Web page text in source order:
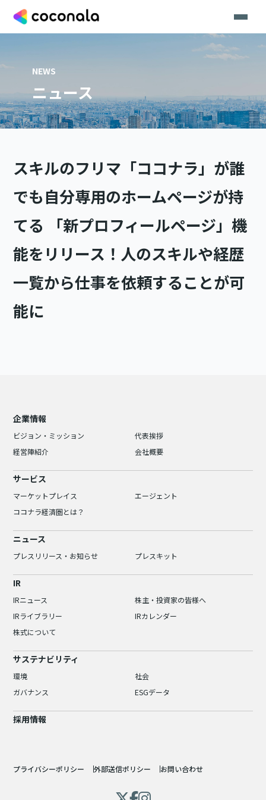
NEWS
ニュース
スキルのフリマ「ココナラ」が誰
でも自分専用のホームページが持
てる 「新プロフィールページ」機
能をリリース！人のスキルや経歴
一覧から仕事を依頼することが可
能に
企業情報
ビジョン・ミッション
代表挨拶
経営陣紹介
会社概要
サービス
マーケットプレイス
エージェント
ココナラ経済圏とは？
ニュース
プレスリリース・お知らせ プレスキット
IR
IRニュース
株主・投資家の皆様へ
IRライブラリー
IRカレンダー
株式について
サステナビリティ
環境
社会
ガバナンス
ESGデータ
採用情報
プライバシーポリシー 外部送信ポリシー お問い合わせ